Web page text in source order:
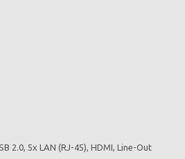
2.0, 5x LAN (RJ-45), HDMI, Line-Out